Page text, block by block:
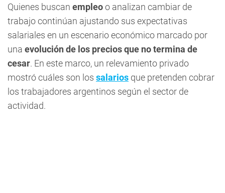
Quienes buscan empleoo analizan cambiar de
trabajo continúan ajustando sus expectativas
salariales en un escenario económico marcado por
una evolución de los precios que no termina de
cesar. En este marco, un relevamiento privado
mostró cuáles son los salarios que pretenden cobrar
los trabajadores argentinos según el sector de
actividad.